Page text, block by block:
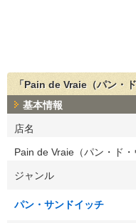
「Pain de Vraie（パン・
基本情報
店名
Pain de Vraie（パン・ド・
ジャンル
パン・サンドイッチ